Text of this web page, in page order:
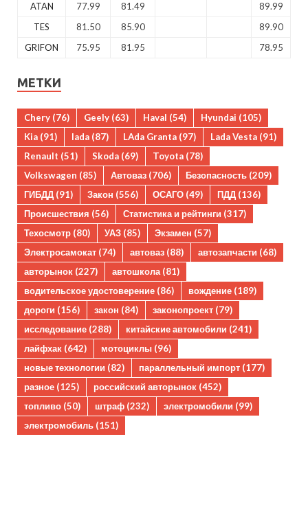
ATAN 77.99 81.49
89.99
TES
81.50 85.90
89.90
GRIFON
75.95 81.95 78.95
МЕТКИ
Chery (76) Geely (63) Haval (54) Hyundai (105)
Kia (91) lada (87) LAda Granta (97) Lada Vesta (91)
Renault (51) Skoda (69) Toyota (78)
Volkswagen (85) Автоваз (706) Безопасность (209)
ГИБДД (91) Закон (556) ОСАГО (49) ПДД (136)
Происшествия (56) Статистика и рейтинги (317)
Техосмотр (80) УАЗ (85) Экзамен (57)
Электросамокат (74) автоваз (88) автозапчасти (68)
авторынок (227) автошкола(81)
водительское удостоверение (86) вождение (189)
дороги (156) закон (84) законопроект (79)
исследование (288) китайские автомобили (241)
лайфхак (642) мотоциклы (96)
новые технологии (82) параллельный импорт (177)
разное (125) российский авторынок (452)
топливо (50) штраф (232) электромобили (99)
электромобиль (151)